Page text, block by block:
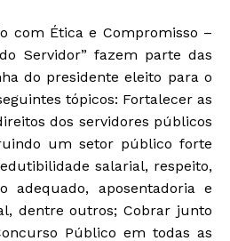
com Ética e Compromisso –
Servidor” fazem parte das
do presidente eleito para o
tópicos: Fortalecer as
dos servidores públicos
um setor público forte
salarial, respeito,
adequado, aposentadoria e
dentre outros; Cobrar junto
Público em todas as